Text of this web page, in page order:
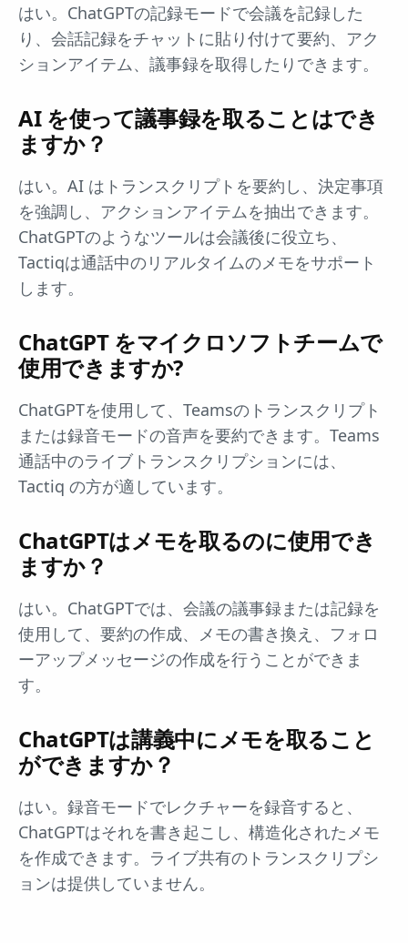
はい。ChatGPTの記録モードで会議を記録した
り、会話記録をチャットに貼り付けて要約、アク
ションアイテム、議事録を取得したりできます。
AI を使って議事録を取ることはでき
ますか？
はい。AI はトランスクリプトを要約し、決定事項
を強調し、アクションアイテムを抽出できます。
ChatGPTのようなツールは会議後に役立ち、
Tactiqは通話中のリアルタイムのメモをサポート
します。
ChatGPT をマイクロソフトチームで
使用できますか?
ChatGPTを使用して、Teamsのトランスクリプト
または録音モードの音声を要約できます。Teams
通話中のライブトランスクリプションには、
Tactiq の方が適しています。
ChatGPTはメモを取るのに使用でき
ますか？
はい。ChatGPTでは、会議の議事録または記録を
使用して、要約の作成、メモの書き換え、フォロ
ーアップメッセージの作成を行うことができま
す。
ChatGPTは講義中にメモを取ること
ができますか？
はい。録音モードでレクチャーを録音すると、
ChatGPTはそれを書き起こし、構造化されたメモ
を作成できます。ライブ共有のトランスクリプシ
ョンは提供していません。